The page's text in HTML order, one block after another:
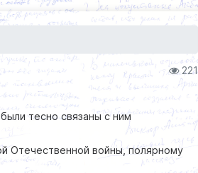
221
тесно связаны с ним
Отечественной войны, полярному